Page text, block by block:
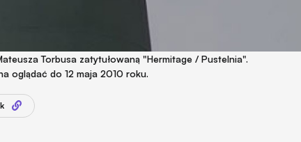
Torbusa zatytułowaną "Hermitage / Pustelnia".
oglądać do 12 maja 2010 roku.